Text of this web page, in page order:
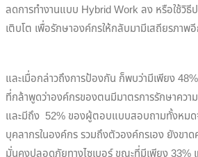
ลดการทำงานแบบ Hybrid Work ลง หรือใช้วิ
เติบโต เพื่อรักษาองค์กรให้กลับมามีเสถียรภาพ
และเมื่อกล่าวถึงการป้องกัน ก็พบว่ามีเพียง
ที่กล้าพูดว่าองค์กรของตนมีมาตรการรักษาควา
และมีถึง 52% ของผู้ตอบแบบสอบถามทั้งหมดจ
บุคลากรในองค์กร รวมถึงตัวองค์กรเอง ยังขา
มั่นคงปลอดภัยทางไซเบอร์ ขณะที่มีเพียง 33%